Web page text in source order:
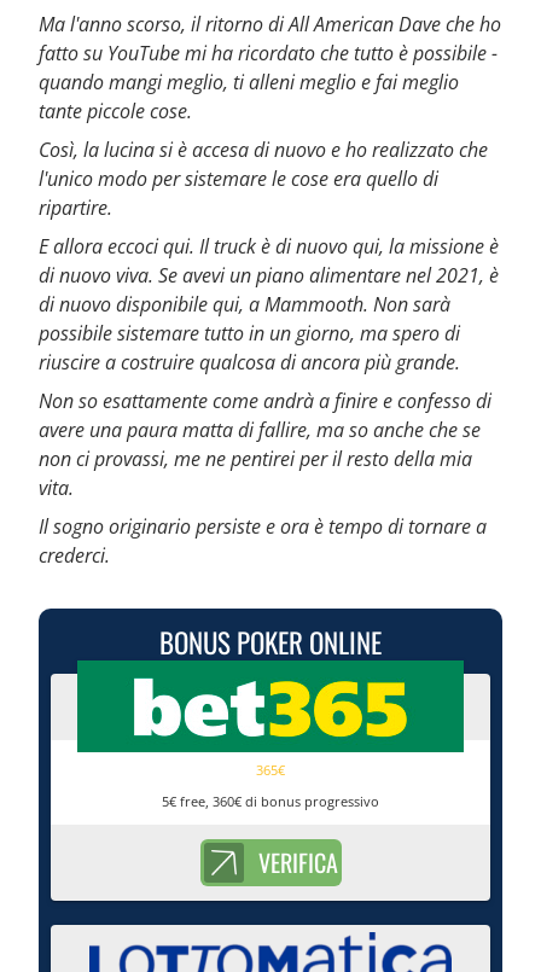
Ma l'anno scorso, il ritorno di All American Dave che ho
fatto su YouTube mi ha ricordato che tutto è possibile -
quando mangi meglio, ti alleni meglio e fai meglio
tante piccole cose.
Così, la lucina si è accesa di nuovo e ho realizzato che
l'unico modo per sistemare le cose era quello di
ripartire.
E allora eccoci qui. Il truck è di nuovo qui, la missione è
di nuovo viva. Se avevi un piano alimentare nel 2021, è
di nuovo disponibile qui, a Mammooth. Non sarà
possibile sistemare tutto in un giorno, ma spero di
riuscire a costruire qualcosa di ancora più grande.
Non so esattamente come andrà a finire e confesso di
avere una paura matta di fallire, ma so anche che se
non ci provassi, me ne pentirei per il resto della mia
vita.
Il sogno originario persiste e ora è tempo di tornare a
crederci.
BONUS POKER ONLINE
365€
5€ free, 360€ di bonus progressivo
VERIFICA